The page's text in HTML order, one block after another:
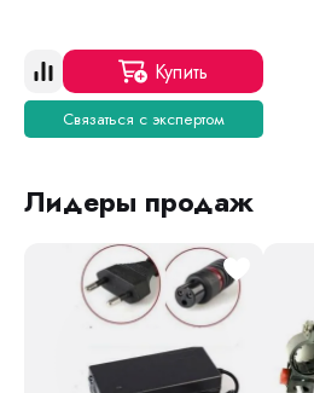
Купить
Связаться с экспертом
Лидеры продаж